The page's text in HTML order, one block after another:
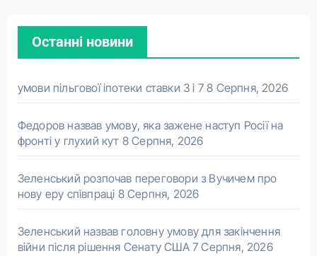
Останні новини
умови пільгової іпотеки ставки 3 і 7 8 Серпня, 2026
Федоров назвав умову, яка зажене наступ Росії на
фронті у глухий кут 8 Серпня, 2026
Зеленський розпочав переговори з Вучичем про
нову еру співпраці 8 Серпня, 2026
Зеленський назвав головну умову для закінчення
війни після рішення Сенату США 7 Серпня, 2026